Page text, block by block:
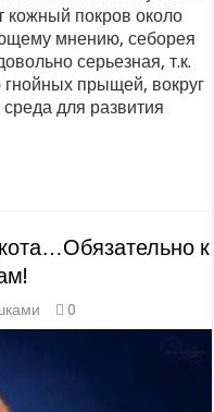
кожный покров около
мнению, себорея
серьезная, т.к.
гнойных прыщей, вокруг
для развития
к
0